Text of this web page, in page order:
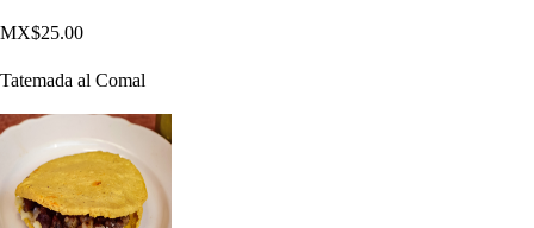
MX$25.00
Tatemada al Comal